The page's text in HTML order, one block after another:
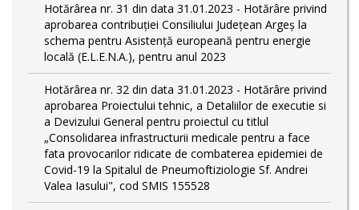
Hotărârea nr. 31 din data 31.01.2023 - Hotărâre privind
aprobarea contribuției Consiliului Județean Argeș la
schema pentru Asistență europeană pentru energie
locală (E.L.E.N.A.), pentru anul 2023
Hotărârea nr. 32 din data 31.01.2023 - Hotărâre privind
aprobarea Proiectului tehnic, a Detaliilor de executie si
a Devizului General pentru proiectul cu titlul
„Consolidarea infrastructurii medicale pentru a face
fata provocarilor ridicate de combaterea epidemiei de
Covid-19 la Spitalul de Pneumoftiziologie Sf. Andrei
Valea Iasului", cod SMIS 155528